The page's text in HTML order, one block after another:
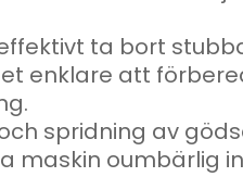
ta bort
enklare att
spridning av
maskin oumbärlig